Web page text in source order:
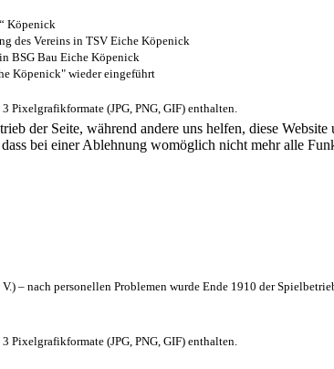
der Seite, während andere uns helfen, diese
bei einer Ablehnung womöglich nicht mehr alle
Köpenick
des Vereins in TSV Eiche Köpenick
BSG Bau Eiche Köpenick
Köpenick" wieder eingeführt
Pixelgrafikformate (JPG, PNG, GIF) enthalten.
– nach personellen Problemen wurde Ende 1910 der
Pixelgrafikformate (JPG, PNG, GIF) enthalten.